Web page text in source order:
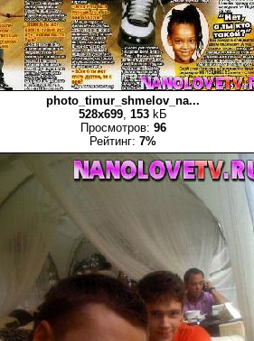
photo_timur_shmelov_na...
528x699, 153 kБ
Просмотров: 96
Рейтинг: 7%